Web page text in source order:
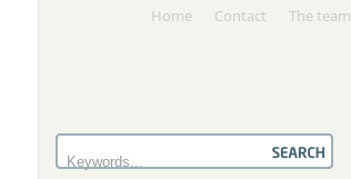
Home Contact The team